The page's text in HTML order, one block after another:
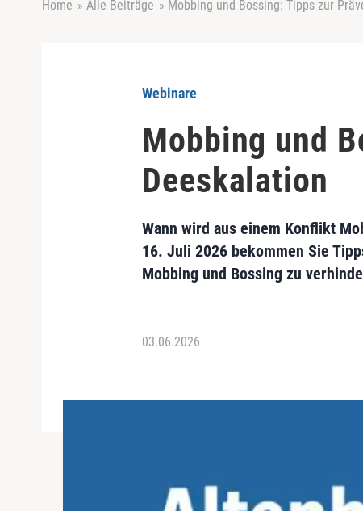
Home » Alle Beiträge » Mobbing und Bossing: Tipps zur
Webinare
Mobbing und
Deeskalation
Wann wird aus einem Konflikt
16. Juli 2026 bekommen Sie
Mobbing und Bossing zu
03.06.2026